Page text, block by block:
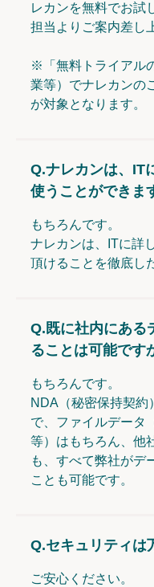
レカンを無料でお試
担当よりご案内差し
※「無料トライアル
業等）でナレカンの
が対象となります。
Q.ナレカンは、IT
使うことができま
もちろんです。
ナレカンは、ITに詳
頂けることを徹底し
Q.既に社内にある
ることは可能です
もちろんです。
NDA（秘密保持契約
で、ファイルデータ
等）はもちろん、他
も、すべて弊社がデ
ことも可能です。
Q.セキュリティは
ご安心ください。